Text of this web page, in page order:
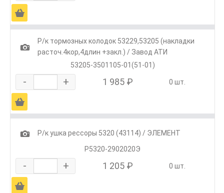
Ä
1
Р/к тормозных колодок 53229,53205 (накладки
расточ.4кор,4длин +закл.) / Завод АТИ
53205-3501105-01(51-01)
- + 1 985 ₽ 0 шт.
Ä
1
Р/к ушка рессоры 5320 (43114) / ЭЛЕМЕНТ
Р5320-2902020Э
- + 1 205 ₽ 0 шт.
Ä